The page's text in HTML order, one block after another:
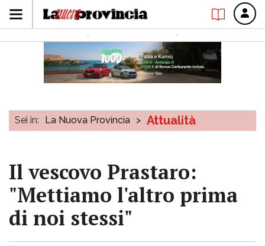
Sei in: La Nuova Provincia > Attualità
Il vescovo Prastaro:
"Mettiamo l'altro prima
di noi stessi"